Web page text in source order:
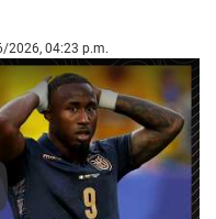
2026, 04:23 p.m.